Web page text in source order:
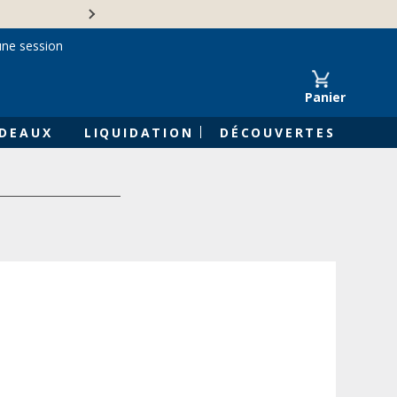
Panier
LIQUIDATION DÉCOUVERTES
session